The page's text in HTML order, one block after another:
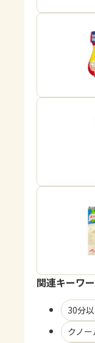
関連キーワ
30分
クノー